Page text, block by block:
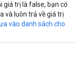
giá trị là false, bạn có
và luôn trả về giá trị
vào danh sách cho